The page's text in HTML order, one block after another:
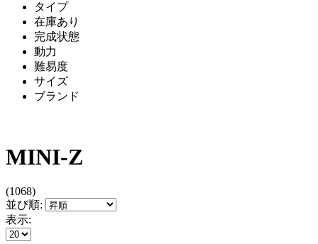
タイプ
在庫あり
完成状態
動力
難易度
サイズ
ブランド
MINI-Z
(1068)
並び順:
表示: